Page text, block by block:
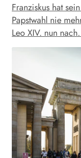
Franziskus hat
Papstwahl nie
Leo XIV. nun